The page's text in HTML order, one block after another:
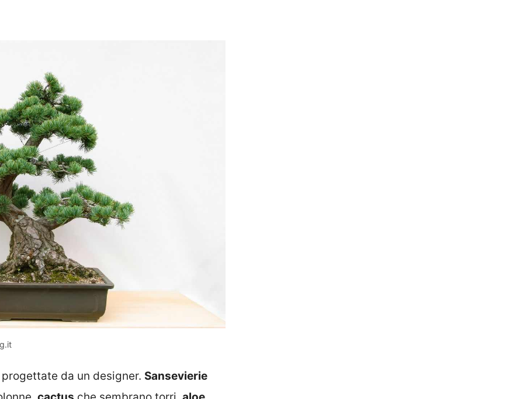
da un designer. Sansevierie